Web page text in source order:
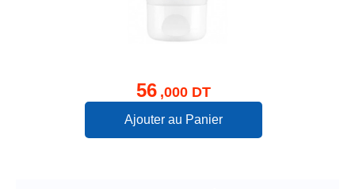
56 ,000 DT
Ajouter au Panier